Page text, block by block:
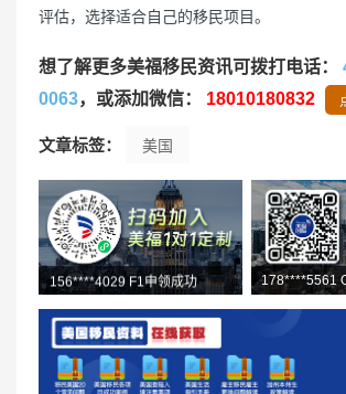
评估，选择适合自己的移民项目。
想了解更多美福移民资讯可拨打电话：
0063，或添加微信： 18010180832
文章标签： 美国
156****4029 F1申领成功
178****5561
158****9903